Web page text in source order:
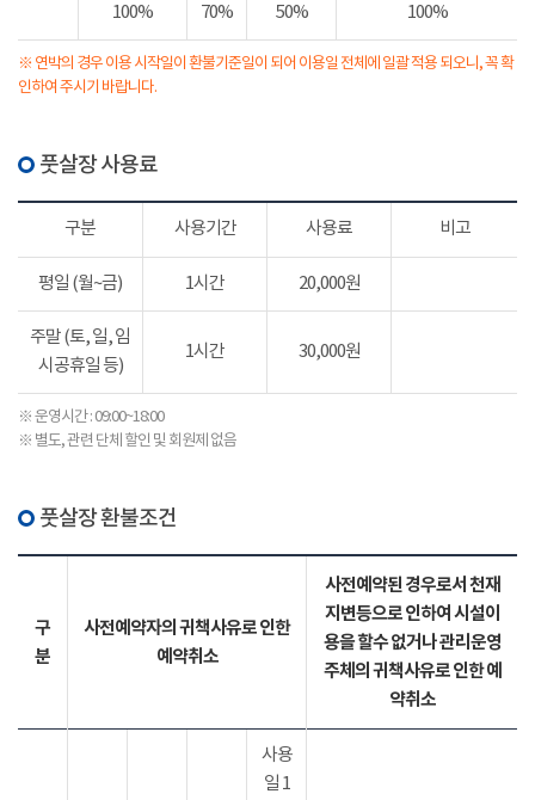
100% 70% 50% 100%
※ 연박의 경우 이용 시작일이 환불기준일이 되어 이용일 전체에 일괄 적용 되오니, 꼭 확
인하여 주시기 바랍니다.
풋살장 사용료
구분 사용기간 사용료 비고
평일 (월~금) 1시간 20,000원
주말 (토, 일, 임
시공휴일 등)
1시간 30,000원
※ 운영시간 : 09:00~18:00
※ 별도, 관련 단체 할인 및 회원제 없음
풋살장 환불조건
구
분
사전예약자의 귀책사유로 인한
예약취소
사전예약된 경우로서 천재
지변등으로 인하여 시설이
용을 할수 없거나 관리운영
주체의 귀책사유로 인한 예
약취소
사용
일 1